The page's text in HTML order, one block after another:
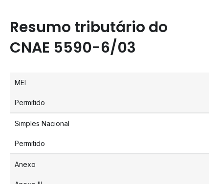
Resumo tributário do
CNAE 5590-6/03
MEI
Permitido
Simples Nacional
Permitido
Anexo